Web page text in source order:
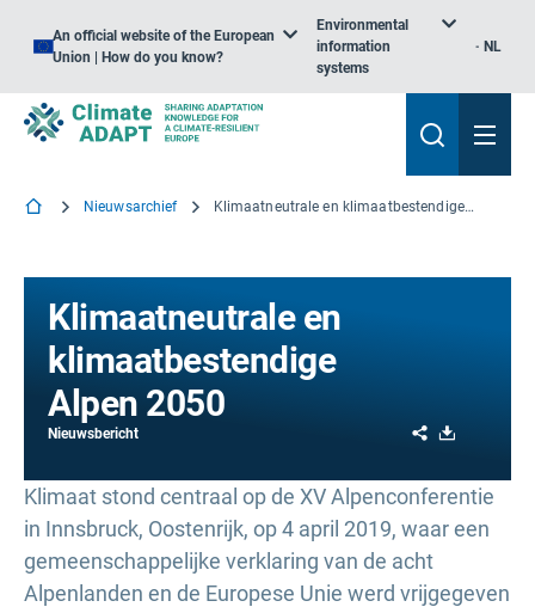
An official website of the European
Union | How do you know?
Environmental
information
systems
NL
Nieuwsarchief Klimaatneutrale en klimaatbestendige Alpen 2050
Klimaatneutrale en
klimaatbestendige
Alpen 2050
Nieuwsbericht Share
Klimaat stond centraal op de XV Alpenconferentie
in Innsbruck, Oostenrijk, op 4 april 2019, waar een
gemeenschappelijke verklaring van de acht
Alpenlanden en de Europese Unie werd vrijgegeven